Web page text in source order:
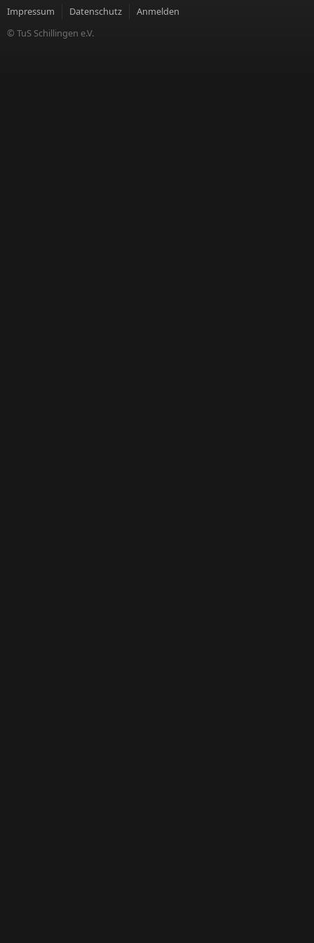
Impressum Datenschutz
Anmelden
© TuS Schillingen e.V.